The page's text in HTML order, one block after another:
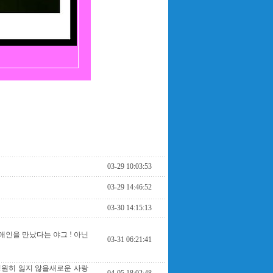
03-29 10:03:53
03-29 14:46:52
03-30 14:15:13
인을 만났다는 야그 ! 아닌
03-31 06:21:41
히 잃지 않을새로운 사랑